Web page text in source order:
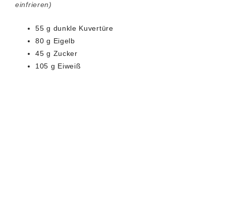
einfrieren)
55 g dunkle Kuvertüre
80 g Eigelb
45 g Zucker
105 g Eiweiß